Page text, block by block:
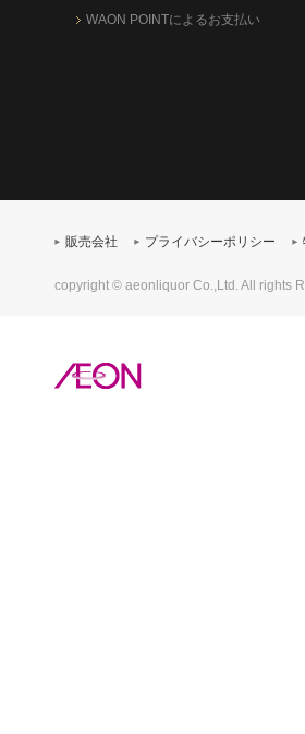
WAON POINTによるお支払い
販売会社 プライバシーポリシー
copyright © aeonliquor Co.,Ltd. All rights